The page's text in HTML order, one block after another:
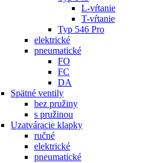
L-vŕtanie
T-vŕtanie
Typ 546 Pro
elektrické
pneumatické
FO
FC
DA
Spätné ventily
bez pružiny
s pružinou
Uzatváracie klapky
ručné
elektrické
pneumatické